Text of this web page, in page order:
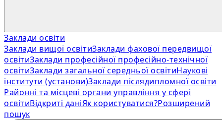
Заклади освіти
Заклади вищої освітиЗаклади фахової передвищої
освітиЗаклади професійної професійно-технічної
освітиЗаклади загальної середньої освітиНаукові
інститути (установи)Заклади післядипломної освіти
Районні та місцеві органи управління у сфері
освітиВідкриті даніЯк користуватися?Розширений
пошук